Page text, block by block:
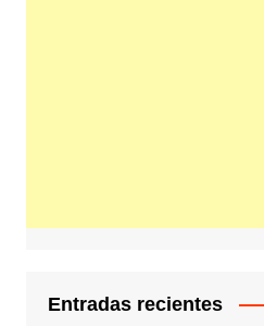
Entradas recientes